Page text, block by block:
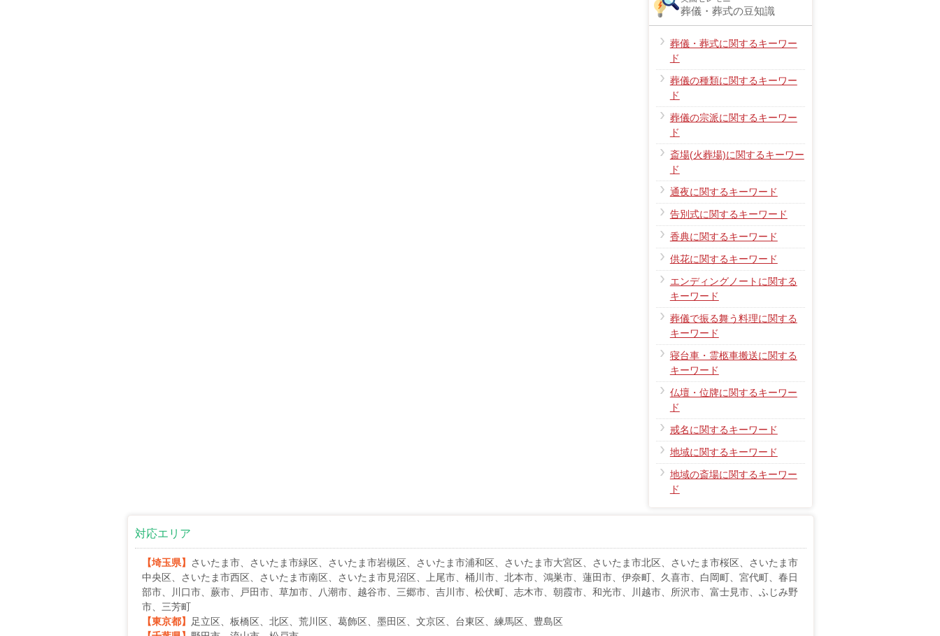
葬儀・葬式の豆知識
葬儀・葬式に関するキーワー
ド
葬儀の種類に関するキーワー
ド
葬儀の宗派に関するキーワー
ド
斎場(火葬場)に関するキーワー
ド
通夜に関するキーワード
告別式に関するキーワード
香典に関するキーワード
供花に関するキーワード
エンディングノートに関する
キーワード
葬儀で振る舞う料理に関する
キーワード
寝台車・霊柩車搬送に関する
キーワード
仏壇・位牌に関するキーワー
ド
戒名に関するキーワード
地域に関するキーワード
地域の斎場に関するキーワー
ド
対応エリア
【埼玉県】
さいたま市、さいたま市緑区、さいたま市岩槻区、さいたま市浦和区、さいたま市大宮区、さいたま市北区、さいたま市桜区、さいたま市
中央区、さいたま市西区、さいたま市南区、さいたま市見沼区、上尾市、桶川市、北本市、鴻巣市、蓮田市、伊奈町、久喜市、白岡町、宮代町、春日
部市、川口市、蕨市、戸田市、草加市、八潮市、越谷市、三郷市、吉川市、松伏町、志木市、朝霞市、和光市、川越市、所沢市、富士見市、ふじみ野
市、三芳町
【東京都】
足立区、板橋区、北区、荒川区、葛飾区、墨田区、文京区、台東区、練馬区、豊島区